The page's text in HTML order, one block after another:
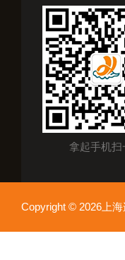
拿起手机扫
Copyright © 2026上